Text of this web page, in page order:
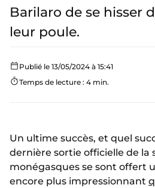
Barilaro de se hisser
leur poule.
Publié le 13/05/2024 à 15:41
Temps de lecture : 4 min.
Un ultime succès, et quel
dernière sortie officielle de la
monégasques se sont offert
encore plus impressionnant